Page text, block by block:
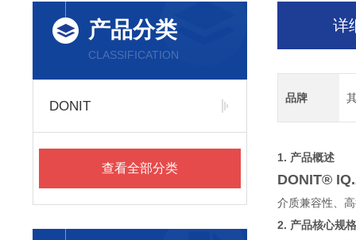
产品分类
CLASSIFICATION
DONIT
查看全部分类
详
品牌
1. 产品概述
DONIT®
介质兼容性、
2. 产品核心规